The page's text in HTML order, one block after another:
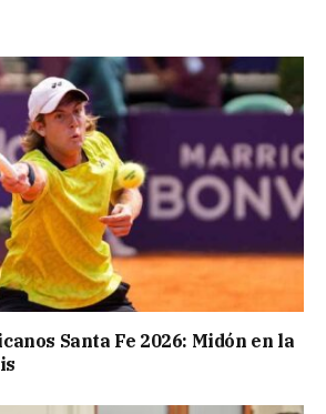
Santa Fe 2026: Midón en la